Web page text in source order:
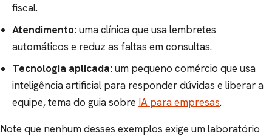
fiscal.
Atendimento:uma clínica que usa lembretes
automáticos e reduz as faltas em consultas.
Tecnologia aplicada:um pequeno comércio que usa
inteligência artificial para responder dúvidas e liberar a
equipe, tema do guia sobre IA para empresas.
Note que nenhum desses exemplos exige um laboratório